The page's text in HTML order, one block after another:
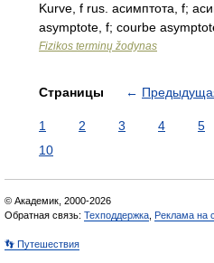
Kurve, f rus. асимптота, f;
asymptote, f; courbe
Fizikos terminų žodynas
Страницы ←
1 2 3 4 5
10
© Академик, 2000-2026
Обратная связь: Техподдержка Реклама на
👣 Путешествия